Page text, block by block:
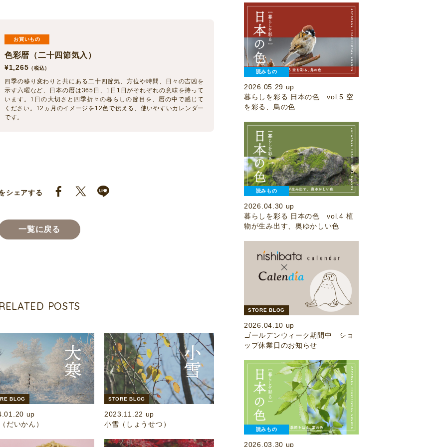
お買いもの
色彩暦（二十四節気入）
¥1,265 （税込）
四季の移り変わりと共にある二十四節気、方位や時間、日々の吉凶を
示す六曜など、日本の暦は365日、1日1日がそれぞれの意味を持って
います。1日の大切さと四季折々の暮らしの節目を、暦の中で感じて
ください。12ヵ月のイメージを12色で伝える、使いやすいカレンダー
です。
シェアする
一覧に戻る
POSTS
BLOG
up
だいかん）
STORE BLOG
2023.11.22 up
小雪（しょうせつ）
読みもの
2026.05.29 up
暮らしを彩る 日本の色 vol.5 空
を彩る、鳥の色
読みもの
2026.04.30 up
暮らしを彩る 日本の色 vol.4 植
物が生み出す、奥ゆかしい色
STORE BLOG
2026.04.10 up
ゴールデンウィーク期間中 ショ
ップ休業日のお知らせ
読みもの
2026.03.30 up